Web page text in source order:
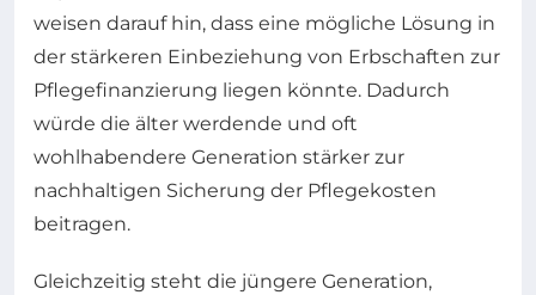
weisen darauf hin, dass eine mögliche Lösung in
der stärkeren Einbeziehung von Erbschaften zur
Pflegefinanzierung liegen könnte. Dadurch
würde die älter werdende und oft
wohlhabendere Generation stärker zur
nachhaltigen Sicherung der Pflegekosten
beitragen.
Gleichzeitig steht die jüngere Generation,